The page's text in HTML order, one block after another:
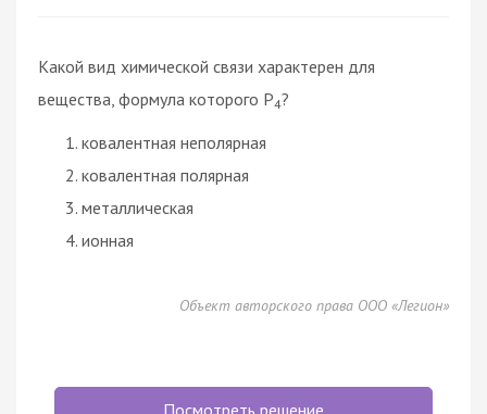
Какой вид химической связи характерен для
вещества, формула которого P4?
ковалентная неполярная
ковалентная полярная
металлическая
ионная
Объект авторского права ООО «Легион»
Посмотреть решение